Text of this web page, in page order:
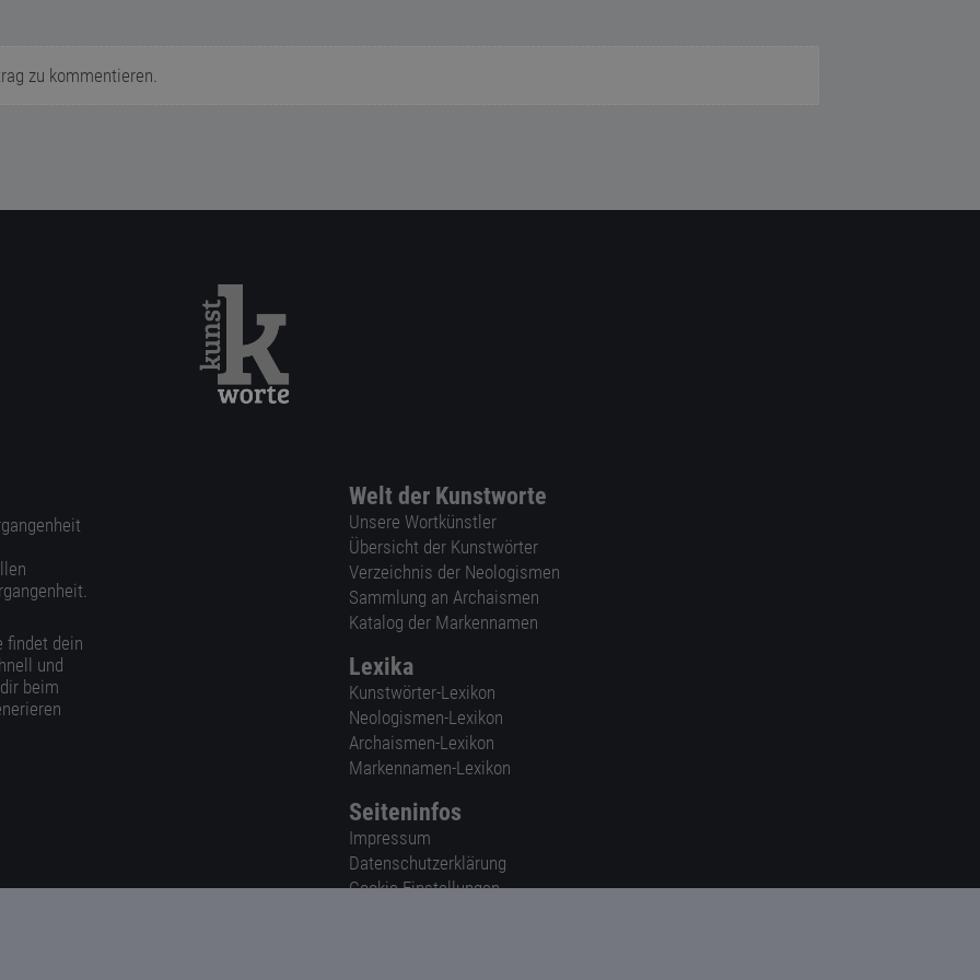
zu kommentieren.
findet dein
und
beim
Welt der Kunstworte
Unsere Wortkünstler
Übersicht der Kunstwörter
Verzeichnis der Neologismen
Sammlung an Archaismen
Katalog der Markennamen
Lexika
Kunstwörter-Lexikon
Neologismen-Lexikon
Archaismen-Lexikon
Markennamen-Lexikon
Seiteninfos
Impressum
Datenschutzerklärung
Cookie-Einstellungen